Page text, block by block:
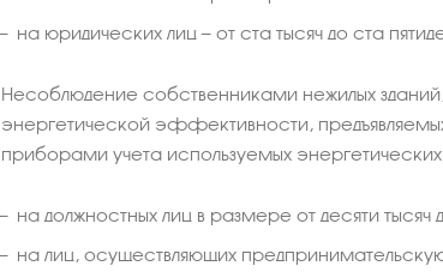
на юридических лиц — от ста тысяч до ста
Несоблюдение собственниками нежилых
энергетической эффективности,
приборами учета используемых
на должностных лиц в размере от десяти тысяч
на лиц, осуществляющих